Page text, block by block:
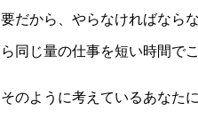
要だから、やらなければなら
ら同じ量の仕事を短い時間で
そのように考えているあなた